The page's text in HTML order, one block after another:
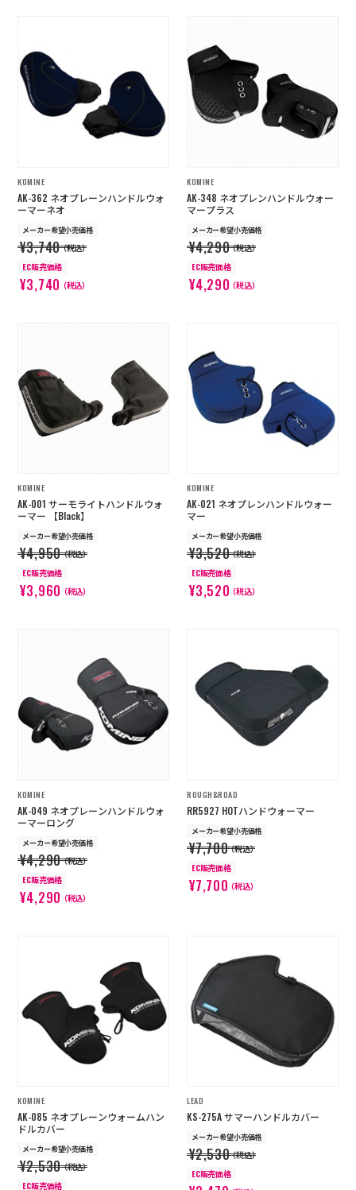
KOMINE
AK-362 ネオプレーンハンドルウォ
ーマーネオ
メーカー希望小売価格
¥3,740（税込）
EC販売価格
¥3,740（税込）
KOMINE
AK-348 ネオプレンハンドルウォー
マープラス
メーカー希望小売価格
¥4,290（税込）
EC販売価格
¥4,290（税込）
KOMINE
AK-001 サーモライトハンドルウォ
ーマー 【Black】
メーカー希望小売価格
¥4,950（税込）
EC販売価格
¥3,960（税込）
KOMINE
AK-021 ネオプレンハンドルウォー
マー
メーカー希望小売価格
¥3,520（税込）
EC販売価格
¥3,520（税込）
KOMINE
AK-049 ネオプレーンハンドルウォ
ーマーロング
メーカー希望小売価格
¥4,290（税込）
EC販売価格
¥4,290（税込）
ROUGH&ROAD
RR5927 HOTハンドウォーマー
メーカー希望小売価格
¥7,700（税込）
EC販売価格
¥7,700（税込）
KOMINE
AK-085 ネオプレーンウォームハン
ドルカバー
メーカー希望小売価格
¥2,530（税込）
EC販売価格
LEAD
KS-275A サマーハンドルカバー
メーカー希望小売価格
¥2,530（税込）
EC販売価格